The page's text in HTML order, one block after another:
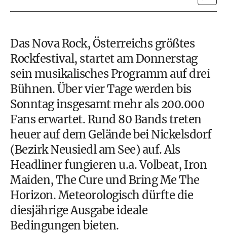
Das Nova Rock, Österreichs größtes
Rockfestival, startet am Donnerstag
sein musikalisches Programm auf drei
Bühnen. Über vier Tage werden bis
Sonntag insgesamt mehr als 200.000
Fans erwartet. Rund 80 Bands treten
heuer auf dem Gelände bei Nickelsdorf
(Bezirk Neusiedl am See) auf. Als
Headliner fungieren u.a. Volbeat, Iron
Maiden, The Cure und Bring Me The
Horizon. Meteorologisch dürfte die
diesjährige Ausgabe ideale
Bedingungen bieten.